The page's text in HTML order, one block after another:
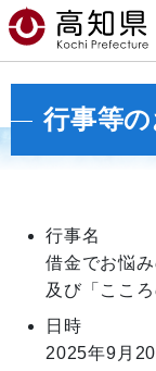
行事等
行事名
借金でお悩
及び「ここ
日時
2025年9月20